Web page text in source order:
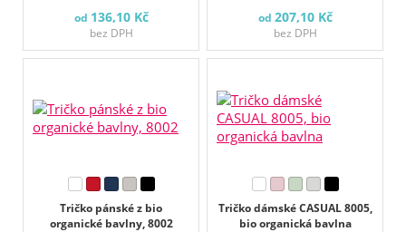
od 136,10 Kč
bez DPH
od 207,10 Kč
bez DPH
Tričko pánské z bio
organické bavlny, 8002
Tričko dámské CASUAL 8005,
bio organická bavlna